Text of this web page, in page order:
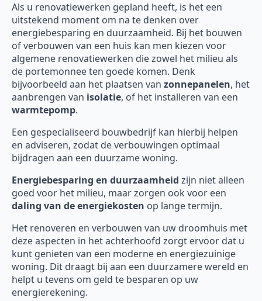
Als u renovatiewerken gepland heeft, is het een
uitstekend moment om na te denken over
energiebesparing en duurzaamheid. Bij het bouwen
of verbouwen van een huis kan men kiezen voor
algemene renovatiewerken die zowel het milieu als
de portemonnee ten goede komen. Denk
bijvoorbeeld aan het plaatsen van zonnepanelen, het
aanbrengen van isolatie, of het installeren van een
warmtepomp.
Een gespecialiseerd bouwbedrijf kan hierbij helpen
en adviseren, zodat de verbouwingen optimaal
bijdragen aan een duurzame woning.
Energiebesparing en duurzaamheid zijn niet alleen
goed voor het milieu, maar zorgen ook voor een
daling van de energiekosten op lange termijn.
Het renoveren en verbouwen van uw droomhuis met
deze aspecten in het achterhoofd zorgt ervoor dat u
kunt genieten van een moderne en energiezuinige
woning. Dit draagt bij aan een duurzamere wereld en
helpt u tevens om geld te besparen op uw
energierekening.